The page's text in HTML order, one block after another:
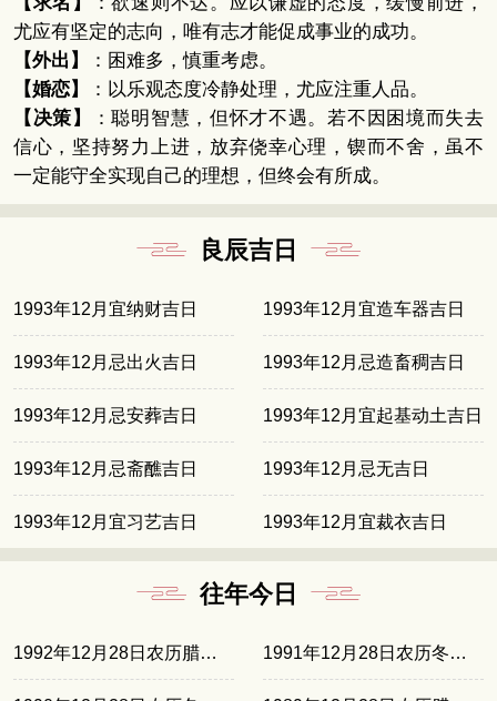
尤应有坚定的志向，唯有志才能促成事业的成功。
【外出】
：困难多，慎重考虑。
【婚恋】
：以乐观态度冷静处理，尤应注重人品。
【决策】
：聪明智慧，但怀才不遇。若不因困境而失去
信心，坚持努力上进，放弃侥幸心理，锲而不舍，虽不
一定能守全实现自己的理想，但终会有所成。
良辰吉日
1993年12月宜纳财吉日 1993年12月宜造车器吉日
1993年12月忌出火吉日 1993年12月忌造畜稠吉日
1993年12月忌安葬吉日 1993年12月宜起基动土吉日
1993年12月忌斋醮吉日 1993年12月忌无吉日
1993年12月宜习艺吉日 1993年12月宜裁衣吉日
往年今日
1992年12月28日农历腊月初五 1991年12月28日农历冬月廿三